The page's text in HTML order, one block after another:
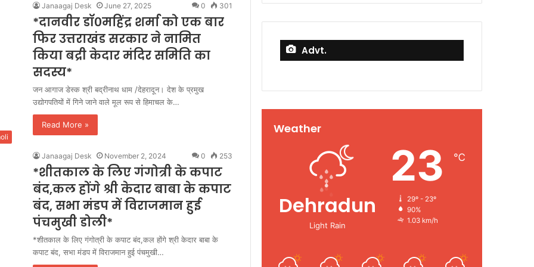
Janaagaj Desk June 27, 2025 0 301
*दानवीर डॉ०महिंद्र शर्मा को एक बार
फिर उत्तराखंड सरकार ने नामित
किया बद्री केदार मंदिर समिति का
सदस्य*
जन आगाज डेस्क श्री बद्रीनाथ धाम /देहरादून। देश के प्रमुख
उद्योगपतियों में गिने जाने वाले मूल रूप से हिमाचल के…
Read More »
Janaagaj Desk November 2, 2024 0 253
*शीतकाल के लिए गंगोत्री के कपाट
बंद,कल होंगे श्री केदार बाबा के कपाट
बंद, सभा मंडप में विराजमान हुई
पंचमुखी डोली*
*शीतकाल के लिए गंगोत्री के कपाट बंद,कल होंगे श्री केदार बाबा के
कपाट बंद, सभा मंडप में विराजमान हुई पंचमुखी…
Advt.
Weather
Dehradun
Light Rain
23 ℃
29º - 23º
90%
1.03 km/h